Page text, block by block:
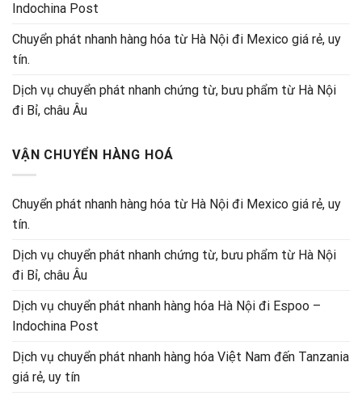
Indochina Post
Chuyển phát nhanh hàng hóa từ Hà Nội đi Mexico giá rẻ, uy
tín.
Dịch vụ chuyển phát nhanh chứng từ, bưu phẩm từ Hà Nội
đi Bỉ, châu Âu
VẬN CHUYỂN HÀNG HOÁ
Chuyển phát nhanh hàng hóa từ Hà Nội đi Mexico giá rẻ, uy
tín.
Dịch vụ chuyển phát nhanh chứng từ, bưu phẩm từ Hà Nội
đi Bỉ, châu Âu
Dịch vụ chuyển phát nhanh hàng hóa Hà Nội đi Espoo –
Indochina Post
Dịch vụ chuyển phát nhanh hàng hóa Việt Nam đến Tanzania
giá rẻ, uy tín